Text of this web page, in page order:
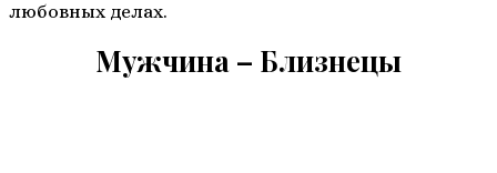
любовных делах.
Мужчина – Близнецы